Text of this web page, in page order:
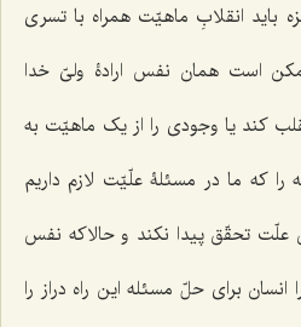
باید انقلابِ ماهیّت همراه با تسری
است همان نفس ارادۀ ولیّ خدا
کند یا وجودی را از یک ماهیّت به
که ما در مسئلۀ علّیّت لازم داریم
تحقّق پیدا نکند و حالاکه نفس
برای حلّ مسئله این راه دراز را